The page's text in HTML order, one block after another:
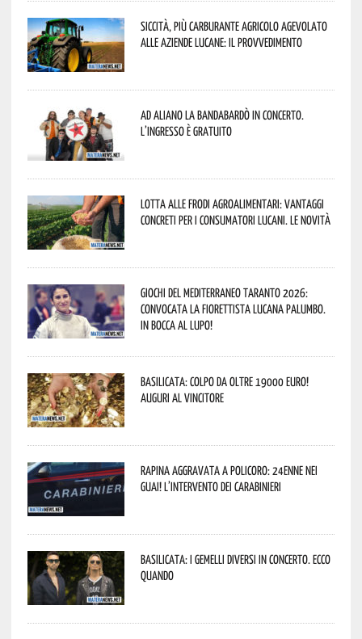
Siccità, più carburante agricolo agevolato
alle aziende lucane: il provvedimento
Ad Aliano la Bandabardò in concerto.
L’ingresso è gratuito
Lotta alle frodi agroalimentari: vantaggi
concreti per i consumatori lucani. Le novità
Giochi del Mediterraneo Taranto 2026:
convocata la fiorettista lucana Palumbo.
In bocca al lupo!
Basilicata: colpo da oltre 19000 Euro!
Auguri al vincitore
Rapina aggravata a Policoro: 24enne nei
guai! L’intervento dei Carabinieri
Basilicata: i Gemelli DiVersi in concerto. Ecco
quando